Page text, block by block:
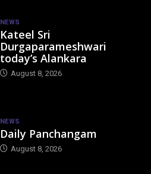
NEWS
Kateel Sri
Durgaparameshwari
today’s Alankara
August 8, 2026
NEWS
Daily Panchangam
August 8, 2026